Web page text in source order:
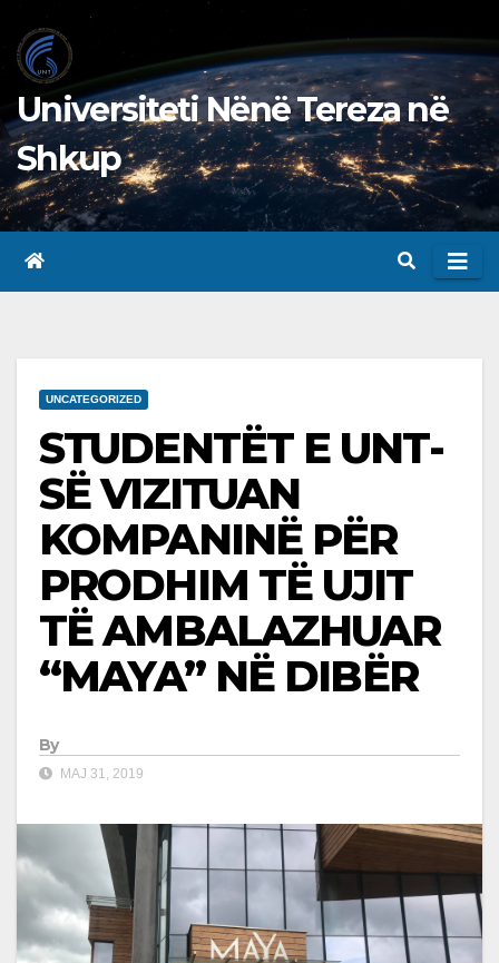
to
content
Universiteti Nënë Tereza në
Shkup
UNCATEGORIZED
STUDENTËT E UNT-
SË VIZITUAN
KOMPANINË PËR
PRODHIM TË UJIT
TË AMBALAZHUAR
‘‘MAYA’’ NË DIBËR
By
MAJ 31, 2019